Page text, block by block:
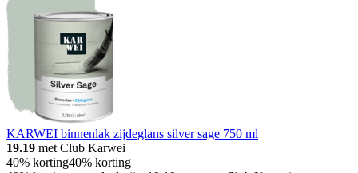
KARWEI binnenlak zijdeglans silver sage 750 ml
19.19 met Club Karwei
40% korting40% korting